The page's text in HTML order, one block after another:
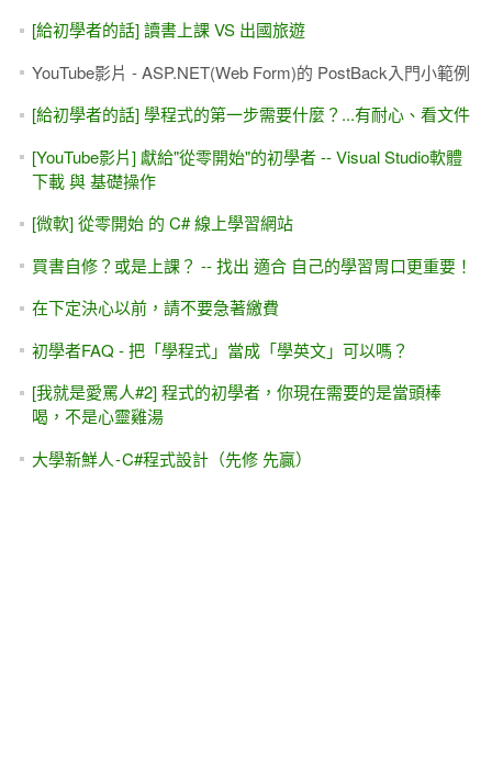
[給初學者的話] 讀書上課 VS 出國旅遊
YouTube影片 - ASP.NET(Web Form)的 PostBack入門小範例
[給初學者的話] 學程式的第一步需要什麼？...有耐心、看文件
[YouTube影片] 獻給"從零開始"的初學者 -- Visual Studio軟體
下載 與 基礎操作
[微軟] 從零開始 的 C# 線上學習網站
買書自修？或是上課？ -- 找出 適合 自己的學習胃口更重要！
在下定決心以前，請不要急著繳費
初學者FAQ - 把「學程式」當成「學英文」可以嗎？
[我就是愛罵人#2] 程式的初學者，你現在需要的是當頭棒
喝，不是心靈雞湯
大學新鮮人 - C#程式設計（先修 先贏）